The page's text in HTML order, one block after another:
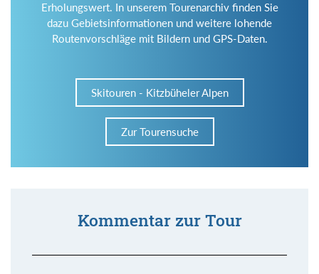
Erholungswert. In unserem Tourenarchiv finden Sie
dazu Gebietsinformationen und weitere lohende
Routenvorschläge mit Bildern und GPS-Daten.
Skitouren - Kitzbüheler Alpen
Zur Tourensuche
Kommentar zur Tour